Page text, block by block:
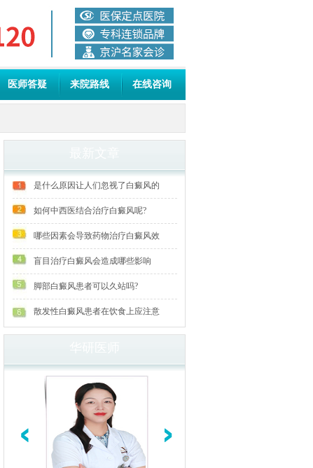
医师答疑 来院路线 在线咨询
是什么原因让人们忽视了白癜风的
如何中西医结合治疗白癜风呢?
哪些因素会导致药物治疗白癜风效
盲目治疗白癜风会造成哪些影响
脚部白癜风患者可以久站吗?
散发性白癜风患者在饮食上应注意